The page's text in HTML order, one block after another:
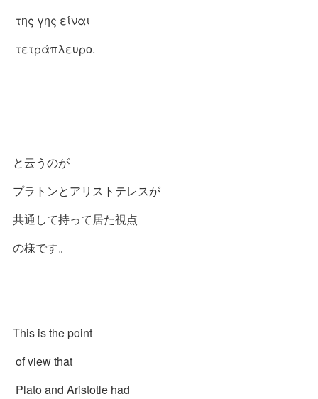
της γης είναι
τετράπλευρο.
と云うのが
プラトンとアリストテレスが
共通して持って居た視点
の様です。
This is the point
of view that
Plato and Aristotle had